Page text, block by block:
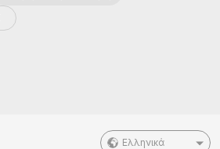
Ελληνικά